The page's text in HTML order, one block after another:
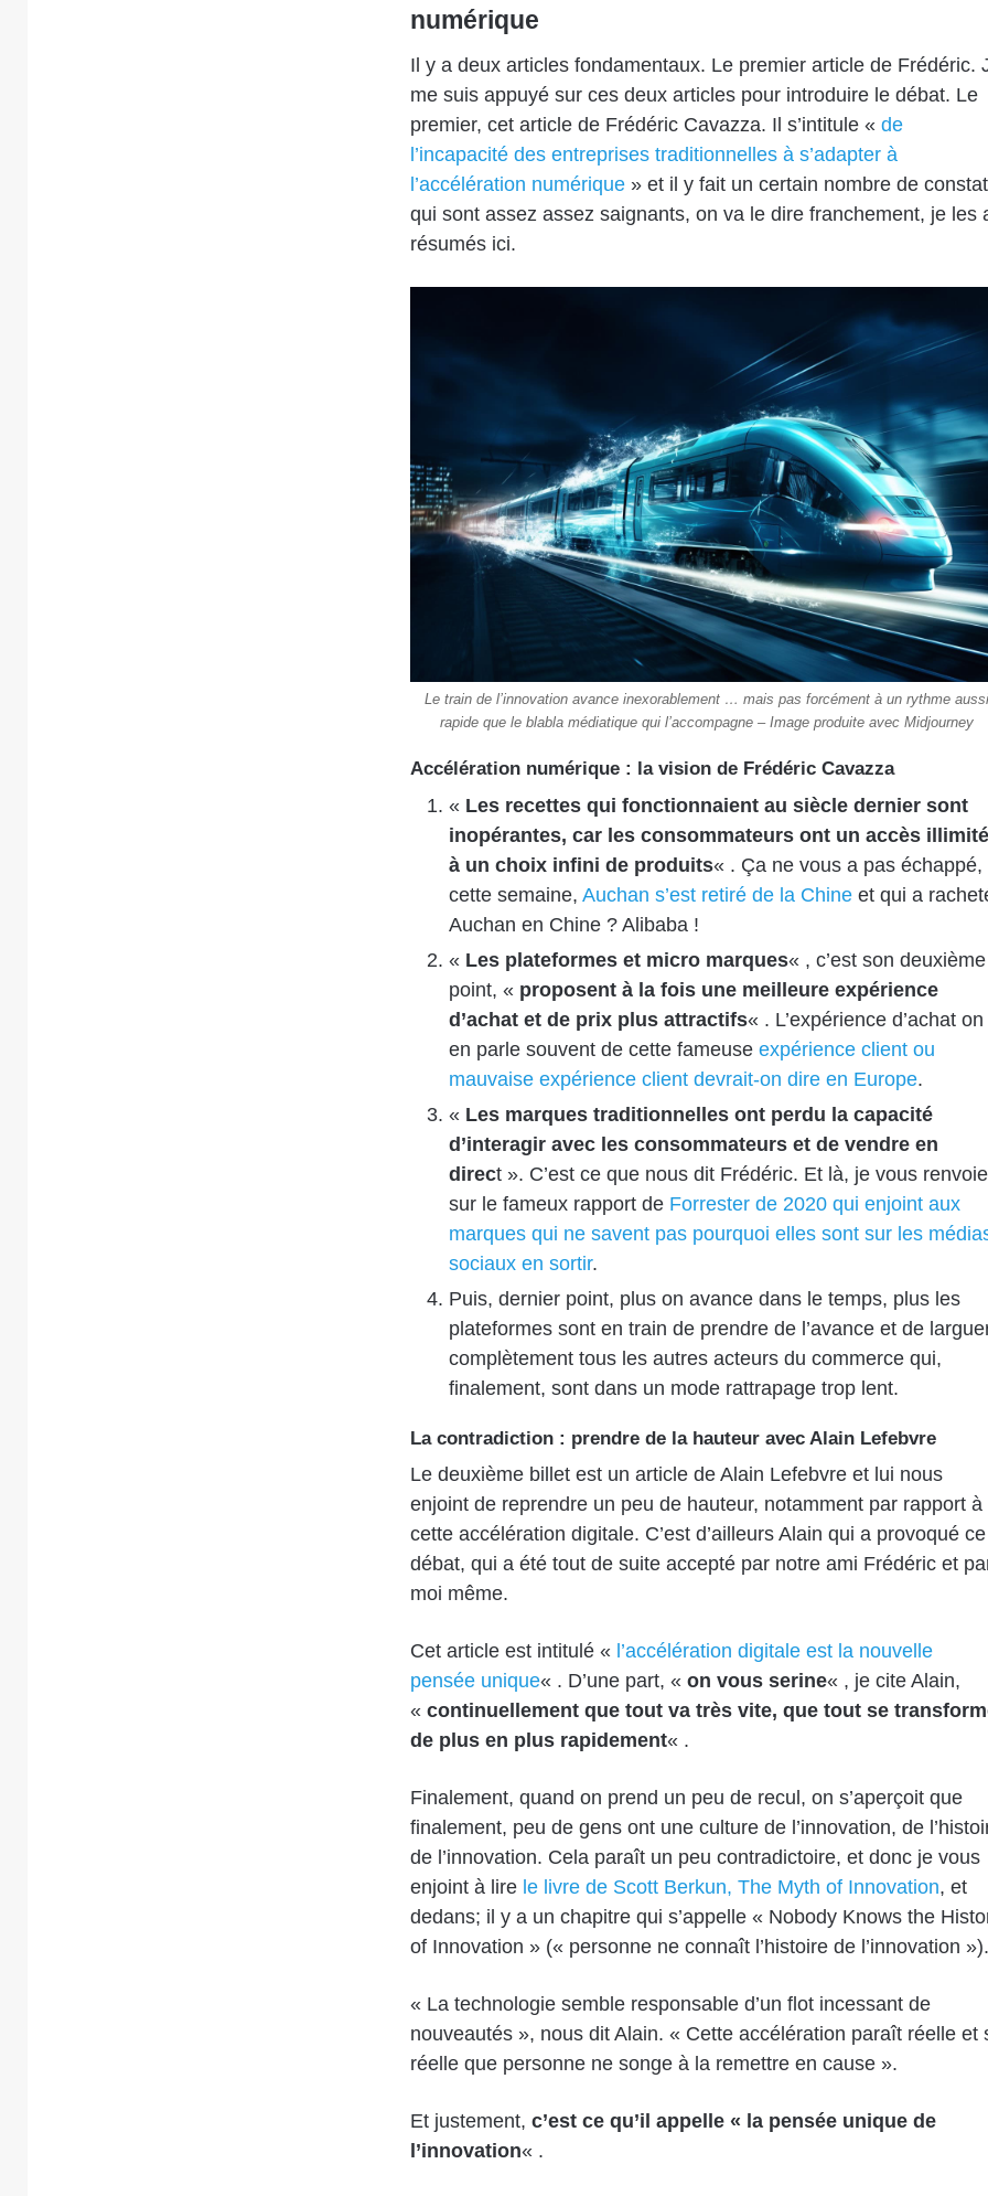
numérique
Il y a deux articles fondamentaux. Le premier article de Frédéric.
me suis appuyé sur ces deux articles pour introduire le débat. Le
premier, cet article de Frédéric Cavazza. Il s’intitule « de
l’incapacité des entreprises traditionnelles à s’adapter à
l’accélération numérique» et il y fait un certain nombre de
qui sont assez assez saignants, on va le dire franchement, je les
résumés ici.
Le train de l’innovation avance inexorablement … mais pas forcément à un rythme aussi
rapide que le blabla médiatique qui l’accompagne – Image produite avec Midjourney
Accélération numérique : la vision de Frédéric Cavazza
« Les recettes qui fonctionnaient au siècle dernier sont
inopérantes, car les consommateurs ont un accès illimité
à un choix infini de produits« . Ça ne vous a pas échappé,
cette semaine, Auchan s’est retiré de la Chineet qui a
Auchan en Chine ? Alibaba !
« Les plateformes et micro marques« , c’est son deuxième
point, « proposent à la fois une meilleure expérience
d’achat et de prix plus attractifs« . L’expérience d’achat on
en parle souvent de cette fameuse expérience client ou
mauvaise expérience client devrait-on dire en Europe.
« Les marques traditionnelles ont perdu la capacité
d’interagir avec les consommateurs et de vendre en
direct ». C’est ce que nous dit Frédéric. Et là, je vous renvoie
sur le fameux rapport de Forrester de 2020 qui enjoint aux
marques qui ne savent pas pourquoi elles sont sur les
sociaux en sortir.
Puis, dernier point, plus on avance dans le temps, plus les
plateformes sont en train de prendre de l’avance et de
complètement tous les autres acteurs du commerce qui,
finalement, sont dans un mode rattrapage trop lent.
La contradiction : prendre de la hauteur avec Alain Lefebvre
Le deuxième billet est un article de Alain Lefebvre et lui nous
enjoint de reprendre un peu de hauteur, notamment par rapport à
cette accélération digitale. C’est d’ailleurs Alain qui a provoqué ce
débat, qui a été tout de suite accepté par notre ami Frédéric et
moi même.
Cet article est intitulé « l’accélération digitale est la nouvelle
pensée unique« . D’une part, « on vous serine« , je cite Alain,
« continuellement que tout va très vite, que tout se
de plus en plus rapidement« .
Finalement, quand on prend un peu de recul, on s’aperçoit que
finalement, peu de gens ont une culture de l’innovation, de
de l’innovation. Cela paraît un peu contradictoire, et donc je vous
enjoint à lirele livre de Scott Berkun, The Myth of Innovation, et
dedans; il y a un chapitre qui s’appelle « Nobody Knows the
of Innovation » (« personne ne connaît l’histoire de l’innovation »).
« La technologie semble responsable d’un flot incessant de
nouveautés », nous dit Alain. « Cette accélération paraît réelle et
réelle que personne ne songe à la remettre en cause ».
Et justement, c’est ce qu’il appelle « la pensée unique de
l’innovation« .